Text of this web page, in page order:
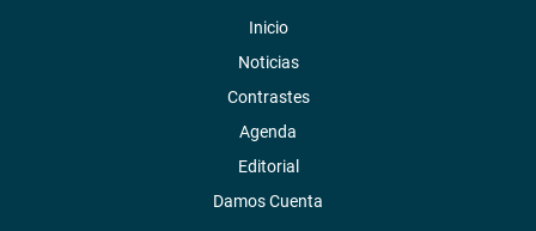
Inicio
Noticias
Contrastes
Agenda
Editorial
Damos Cuenta